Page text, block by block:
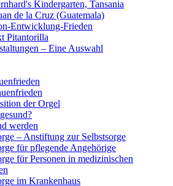
Kindergarten, Tansania
de la Cruz (Guatemala)
Entwicklung-Frieden
Pitantorilla
– Eine Auswahl
der Orgel
werden
– Anstiftung zur Selbstsorge
für pflegende Angehörige
für Personen in medizinischen
im Krankenhaus